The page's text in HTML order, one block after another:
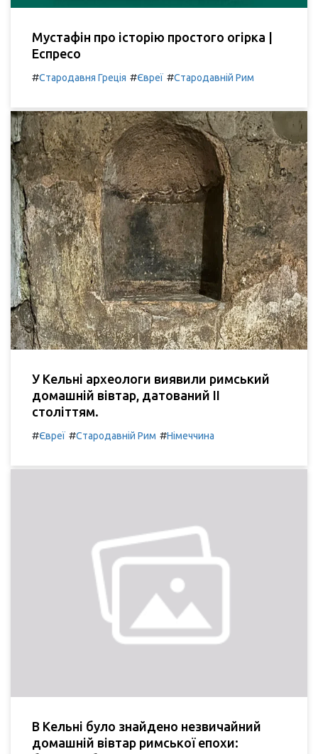
Мустафін про історію простого огірка |
Еспресо
#Стародавня Греція #Євреї #Стародавній Рим
У Кельні археологи виявили римський
домашній вівтар, датований II
століттям.
#Євреї #Стародавній Рим #Німеччина
В Кельні було знайдено незвичайний
домашній вівтар римської епохи: